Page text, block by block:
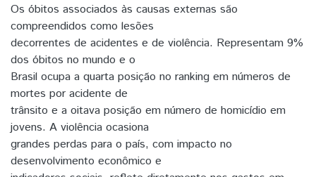
Os óbitos associados às causas externas são
compreendidos como lesões
decorrentes de acidentes e de violência. Representam 9%
dos óbitos no mundo e o
Brasil ocupa a quarta posição no ranking em números de
mortes por acidente de
trânsito e a oitava posição em número de homicídio em
jovens. A violência ocasiona
grandes perdas para o país, com impacto no
desenvolvimento econômico e